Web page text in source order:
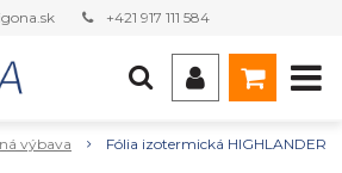
+421 917 111 584
výbava Fólia izotermická HIGHLANDER